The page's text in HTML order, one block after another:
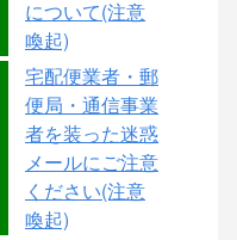
について(注意
喚起)
宅配便業者・郵
便局・通信事業
者を装った迷惑
メールにご注意
ください(注意
喚起)